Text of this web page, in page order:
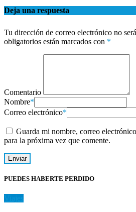
Deja una respuesta
Tu dirección de correo electrónico no
obligatorios están marcados con *
Comentario
Nombre*
Correo electrónico*
Guarda mi nombre, correo
para la próxima vez que comente.
PUEDES HABERTE PERDIDO